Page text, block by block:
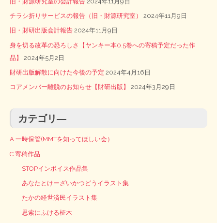
チラシ折りサービスの報告（旧・財源研究室） 2024年11月9日
旧・財研出版会計報告 2024年11月9日
身を切る改革の恐ろしさ【ヤンキー本0.5巻への寄稿予定だった作
品】
2024年5月2日
財研出版解散に向けた今後の予定 2024年4月16日
コアメンバー離脱のお知らせ【財研出版】 2024年3月29日
カテゴリ―
A 一時保管(MMTを知ってほしい会）
C 寄稿作品
STOPインボイス作品集
あなたとけーざいかつどうイラスト集
たかの経世済民イラスト集
思索にふける柾木